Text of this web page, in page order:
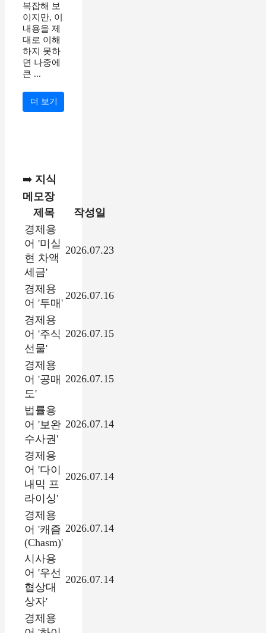
복잡해 보
이지만, 이
내용을 제
대로 이해
하지 못하
면 나중에
큰 ...
더 보기
➡️ 지식
메모장
제목
작성일
경제용
어 '미실
현 차액
세금'
2026.07.23
경제용
어 '투매'
2026.07.16
경제용
어 '주식
선물'
2026.07.15
경제용
어 '공매
도'
2026.07.15
법률용
어 '보완
수사권'
2026.07.14
경제용
어 '다이
내믹 프
라이싱'
2026.07.14
경제용
어 '캐즘
(Chasm)'
2026.07.14
시사용
어 '우선
협상대
상자'
2026.07.14
경제용